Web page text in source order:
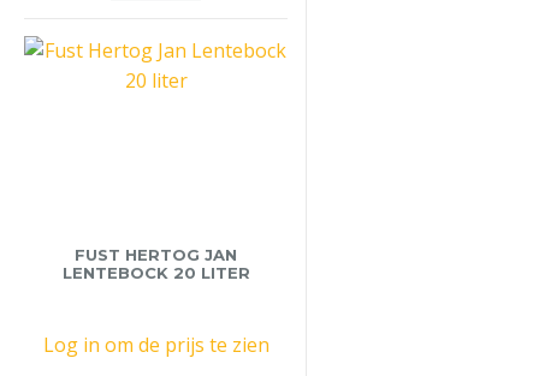
FUST HERTOG JAN
LENTEBOCK 20 LITER
Log in om de prijs te zien